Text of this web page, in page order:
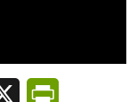
X